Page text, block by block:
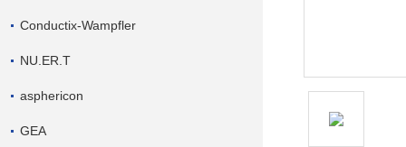
Conductix-Wampfler
NU.ER.T
asphericon
GEA